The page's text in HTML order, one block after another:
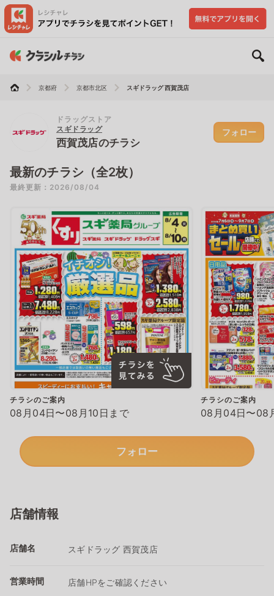
京都府 京都市北区 スギドラッグ 西賀茂店
ドラッグストア
スギドラッグ
西賀茂店のチラシ
フォロー
最新のチラシ（全2枚）
最終更新：2026/08/04
チラシのご案内
08月04日〜08月10日まで
チラシのご案内
08月04日〜08
フォロー
店舗情報
店舗名 スギドラッグ 西賀茂店
営業時間 店舗HPをご確認ください